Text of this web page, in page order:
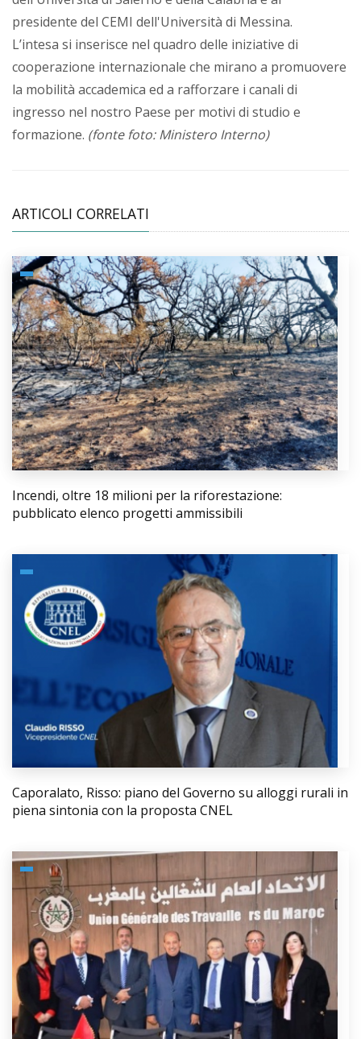
presidente del CEMI dell'Università di Messina.
L’intesa si inserisce nel quadro delle iniziative di
cooperazione internazionale che mirano a promuovere
la mobilità accademica ed a rafforzare i canali di
ingresso nel nostro Paese per motivi di studio e
formazione. (fonte foto: Ministero Interno)
ARTICOLI CORRELATI
Incendi, oltre 18 milioni per la riforestazione:
pubblicato elenco progetti ammissibili
Caporalato, Risso: piano del Governo su alloggi rurali in
piena sintonia con la proposta CNEL